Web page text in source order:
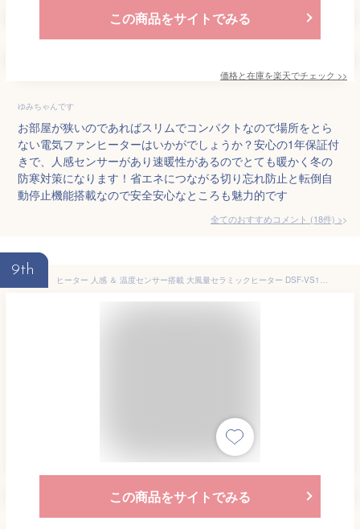
この商品をサイトでみる
価格と在庫を楽天でチェック >>
ゆみちゃんです
お部屋が狭いのであればスリムでコンパクトなので場所をとら
ない電気ファンヒーターはいかがでしょうか？安心の1年保証付
きで、人感センサーがあり速暖性があるのでとても暖かく冬の
防寒対策になります！省エネにつながる切り忘れ防止と転倒自
動停止機能搭載なので安全安心なところも魅力的です
全てのおすすめコメント (18件) >
9th
ヒーター 人感 ＆ 温度センサー搭載 大風量セラミックヒーター DSF-VS12(W)/YKDSF-VS12(B) セラミックファンヒーター 電気ストーブ 人感センサー 室温センサー 省エネ 足元暖房 脱衣所 トイレ 洗面所 リビング おしゃれ 【送料無料】 山善/YAMAZEN/ヤマゼン
この商品をサイトでみる